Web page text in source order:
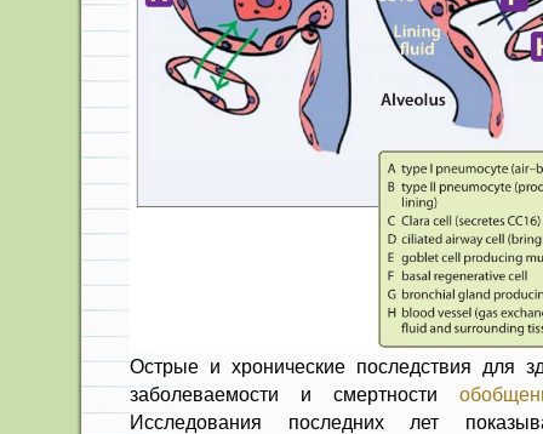
Острые и хронические последствия для
заболеваемости и смертности
Исследования последних лет